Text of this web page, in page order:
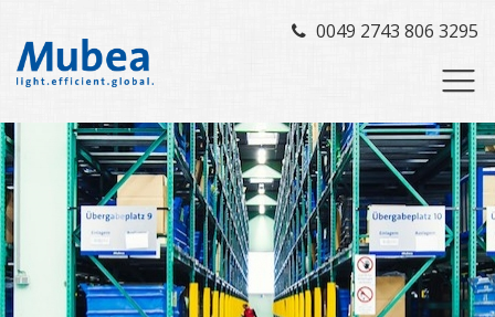
0049 2743 806 3295